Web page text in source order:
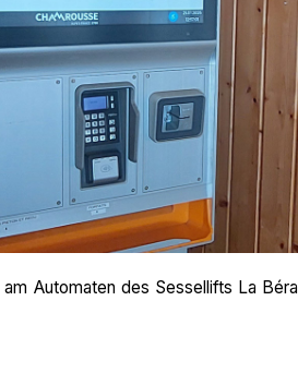
Automaten des Sessellifts La